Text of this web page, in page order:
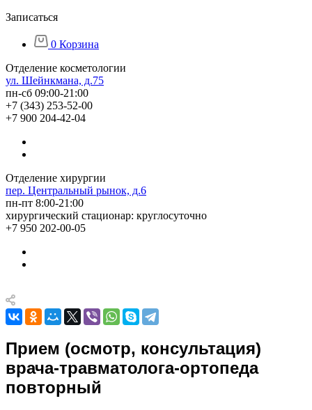
Записаться
0 Корзина
Отделение косметологии
ул. Шейнкмана, д.75
пн-сб 09:00-21:00
+7 (343) 253-52-00
+7 900 204-42-04
Отделение хирургии
пер. Центральный рынок, д.6
пн-пт 8:00-21:00
хирургический стационар: круглосуточно
+7 950 202-00-05
Прием (осмотр, консультация)
врача-травматолога-ортопеда
повторный